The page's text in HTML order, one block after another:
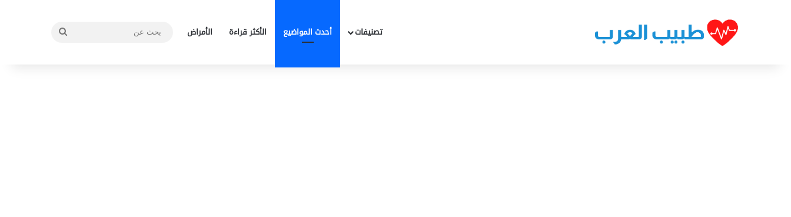
تصنيفات أحدث المواضيع الأكثر قراءة الأمراض